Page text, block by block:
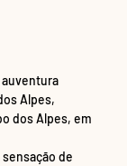
Alpes,
dos Alpes, em
de